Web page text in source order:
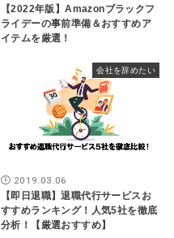
【2022年版】Amazonブラックフ
ライデーの事前準備＆おすすめア
イテムを厳選！
会社を辞めたい
2019.03.06
【即日退職】退職代行サービスお
すすめランキング！人気5社を徹底
分析！【厳選おすすめ】